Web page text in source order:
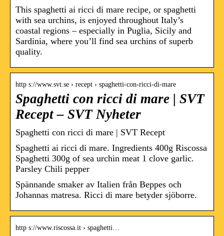
This spaghetti ai ricci di mare recipe, or spaghetti
with sea urchins, is enjoyed throughout Italy’s
coastal regions – especially in Puglia, Sicily and
Sardinia, where you’ll find sea urchins of superb
quality.
http s://www.svt.se › recept › spaghetti-con-ricci-di-mare
Spaghetti con ricci di mare | SVT
Recept – SVT Nyheter
Spaghetti con ricci di mare | SVT Recept
Spaghetti ai ricci di mare. Ingredients 400g Riscossa
Spaghetti 300g of sea urchin meat 1 clove garlic.
Parsley Chili pepper
Spännande smaker av Italien från Beppes och
Johannas matresa. Ricci di mare betyder sjöborre.
http s://www.riscossa.it › spaghetti…